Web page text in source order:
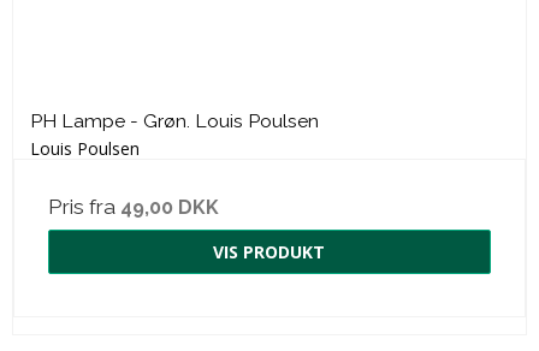
PH Lampe - Grøn. Louis Poulsen
Louis Poulsen
Pris fra 49,00 DKK
VIS PRODUKT